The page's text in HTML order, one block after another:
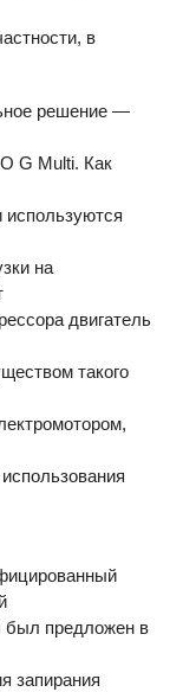
в
решение —
G Multi. Как
используются
на
двигатель
такого
был предложен в
запирания